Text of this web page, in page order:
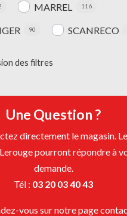
MARREL 116
90 SCANRECO
Une Question ?
directement le magasin.
pourront répondre à
demande.
Tél : 03 20 03 40 43
vous sur notre page